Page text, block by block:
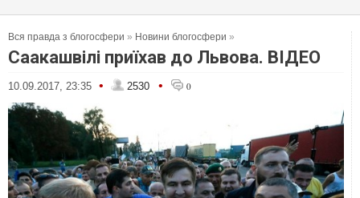
Вся правда з блогосфери » Новини блогосфери »
Саакашвілі приїхав до Львова. ВІДЕО
10.09.2017, 23:35 • 2530 • 0